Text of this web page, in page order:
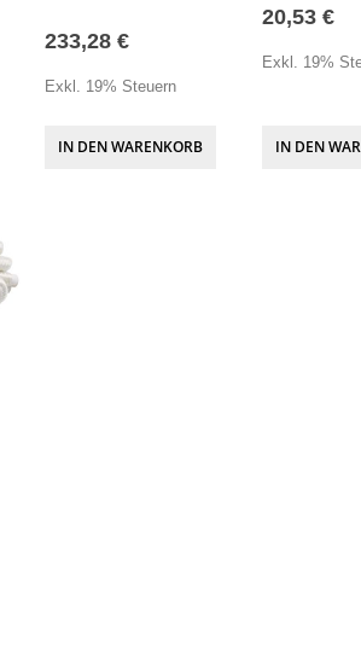
233,28 €
Exkl. 19% Steuern
IN DEN WARENKORB
20,53 €
Exkl. 19%
IN DEN